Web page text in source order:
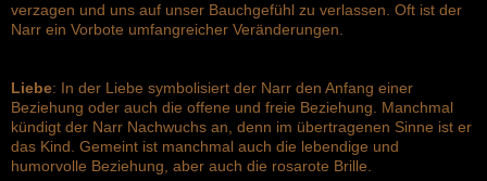
verzagen und uns auf unser Bauchgefühl zu verlassen. Oft ist der
Narr ein Vorbote umfangreicher Veränderungen.
Liebe: In der Liebe symbolisiert der Narr den Anfang einer
Beziehung oder auch die offene und freie Beziehung. Manchmal
kündigt der Narr Nachwuchs an, denn im übertragenen Sinne ist er
das Kind. Gemeint ist manchmal auch die lebendige und
humorvolle Beziehung, aber auch die rosarote Brille.